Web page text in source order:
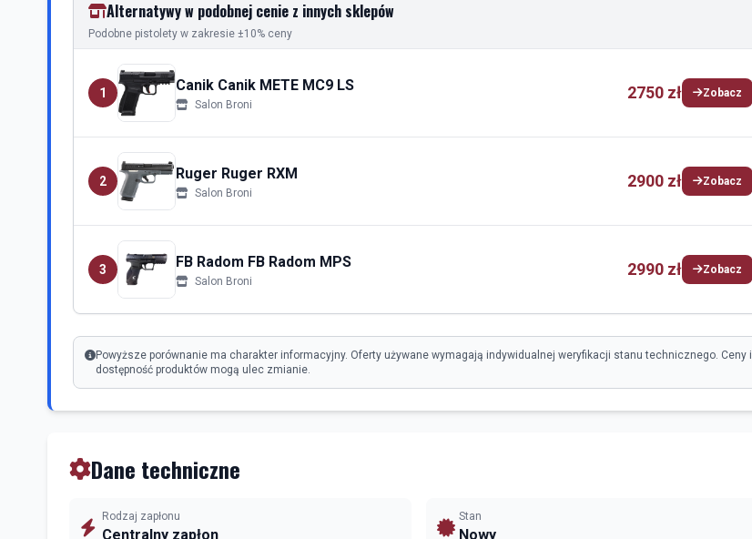
Alternatywy w podobnej cenie z innych sklepów
Podobne pistolety w zakresie ±10% ceny
1 Canik Canik METE MC9 LS
Salon Broni
2750 zł Zobacz
2 Ruger Ruger RXM
Salon Broni
2900 zł Zobacz
3 FB Radom FB Radom MPS
Salon Broni
2990 zł Zobacz
Powyższe porównanie ma charakter informacyjny. Oferty używane wymagają indywidualnej weryfikacji stanu technicznego. Ceny i
dostępność produktów mogą ulec zmianie.
Dane techniczne
Rodzaj zapłonu
Centralny zapłon
Stan
Nowy